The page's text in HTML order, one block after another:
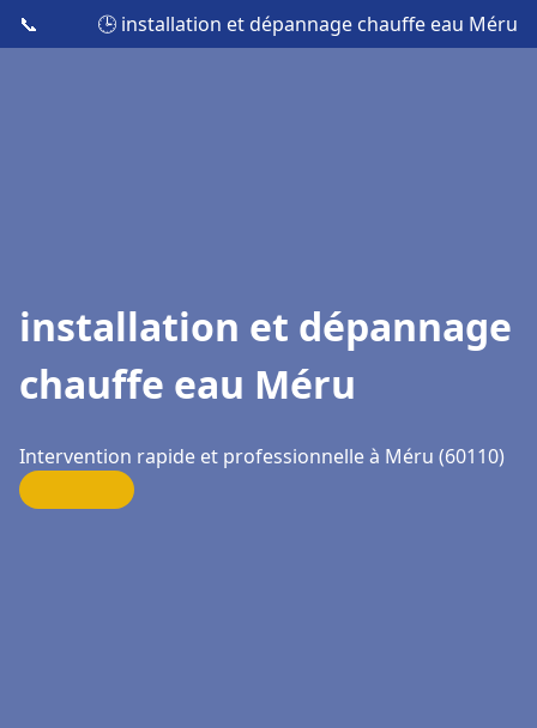
📞 🕒 installation et dépannage chauffe eau Méru
installation et dépannage
chauffe eau Méru
Intervention rapide et professionnelle à Méru (60110)